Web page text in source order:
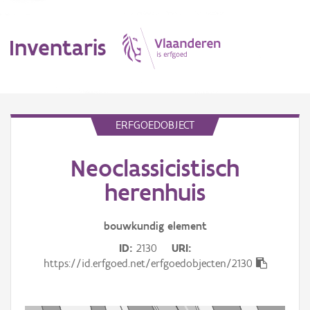
Inventaris
ERFGOEDOBJECT
Neoclassicistisch
herenhuis
bouwkundig element
ID 2130
URI
https://id.erfgoed.net/erfgoedobjecten/2130